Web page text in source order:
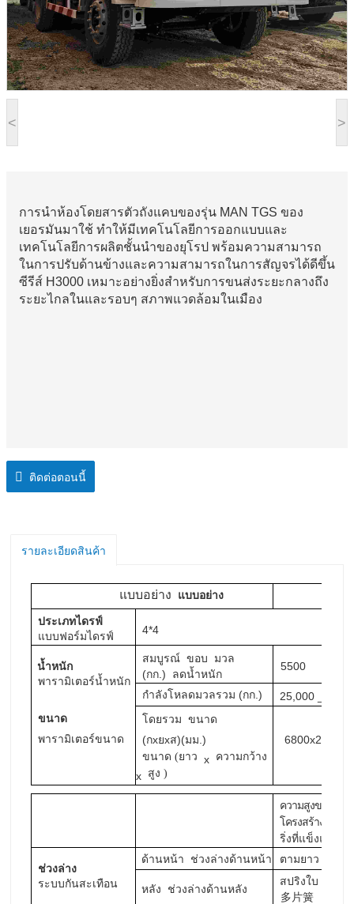
< >
การนำห้องโดยสารตัวถังแคบของรุ่น MAN TGS ของ
เยอรมันมาใช้ ทำให้มีเทคโนโลยีการออกแบบและ
เทคโนโลยีการผลิตชั้นนำของยุโรป พร้อมความสามารถ
ในการปรับด้านข้างและความสามารถในการสัญจรได้ดีขึ้น
ซีรีส์ H3000 เหมาะอย่างยิ่งสำหรับการขนส่งระยะกลางถึง
ระยะไกลในและรอบๆ สภาพแวดล้อมในเมือง
ติดต่อตอนนี้
รายละเอียดสินค้า
แบบอย่าง แบบอย่าง
ประเภทไดรฟ์
แบบฟอร์มไดรฟ์
4*4
น้ำหนัก
พารามิเตอร์น้ำหนัก
สมบูรณ์ ขอบ
มวล
(กก.)
ลดน้ำหนัก
5500
กําลัง โหลดมวลรวม (กก.) 25,000
ขนาด
พารามิเตอร์ขนาด
โดยรวม ขนาด
(กxยxส)(มม.)
ขนาด (ยาว x ความกว้าง
x สูง )
ความสูงของส่วน
โครงสร้าง
ริ่งที่แข็งแกร่ง
ช่วงล่าง
ระบบกันสะเทือน
ด้านหน้า ช่วงล่างด้านหน้า ตามยาว
หลัง ช่วงล่างด้านหลัง
สปริงใบ
多片簧